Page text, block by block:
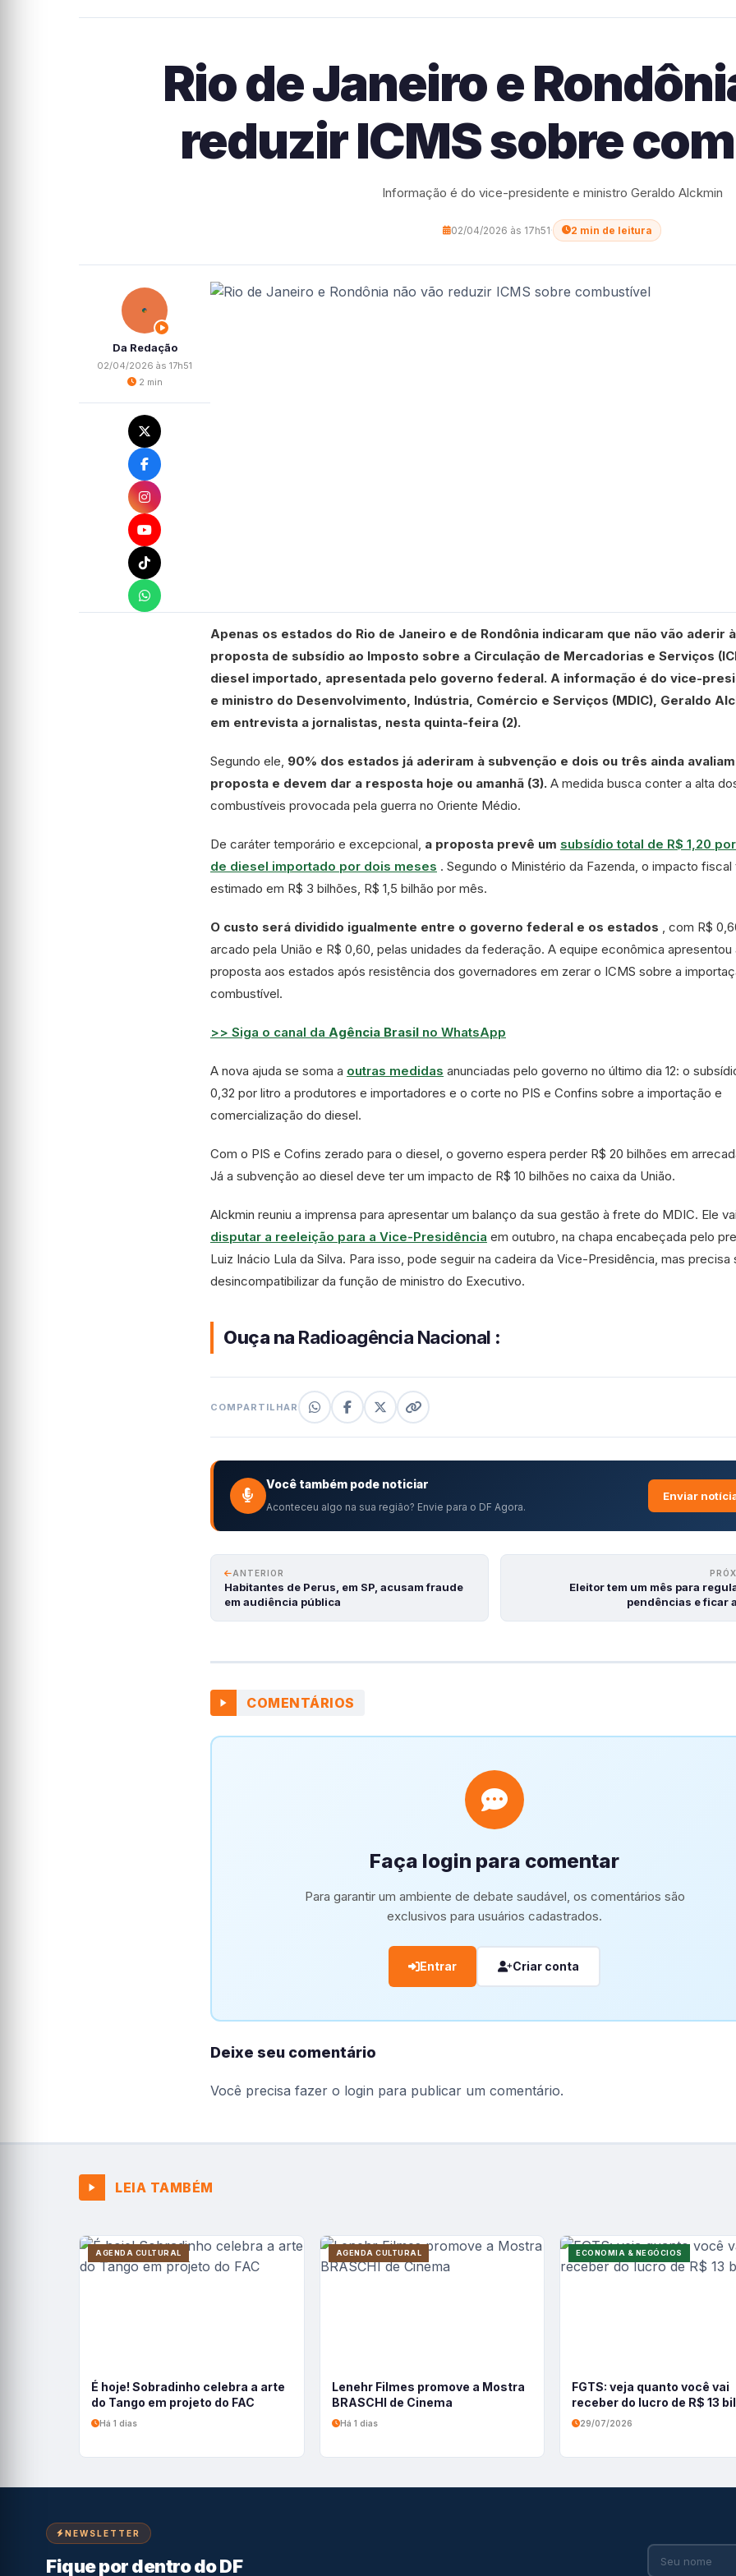
Rio de Janeiro e
reduzir ICMS sobre
Informação é do vice-presidente e ministro Geraldo Alckmin
02/04/2026 às 17h51· 2 min de leitura
Da Redação
02/04/2026 às 17h51
2 min
Apenas os estados do Rio de Janeiro e de Rondônia indicaram que não vão aderir à
proposta de subsídio ao Imposto sobre a Circulação de Mercadorias e Serviços
diesel importado, apresentada pelo governo federal. A informação é do vice-
e ministro do Desenvolvimento, Indústria, Comércio e Serviços (MDIC), Geraldo
em entrevista a jornalistas, nesta quinta-feira (2).
Segundo ele, 90% dos estados já aderiram à subvenção e dois ou três ainda
proposta e devem dar a resposta hoje ou amanhã (3). A medida busca conter a alta
combustíveis provocada pela guerra no Oriente Médio.
De caráter temporário e excepcional, a proposta prevê um subsídio total de R$ 1,20
de diesel importado por dois meses . Segundo o Ministério da Fazenda, o impacto fiscal
estimado em R$ 3 bilhões, R$ 1,5 bilhão por mês.
O custo será dividido igualmente entre o governo federal e os estados , com R$
arcado pela União e R$ 0,60, pelas unidades da federação. A equipe econômica apresentou
proposta aos estados após resistência dos governadores em zerar o ICMS sobre a
combustível.
>> Siga o canal da Agência Brasil no WhatsApp
A nova ajuda se soma a outras medidas anunciadas pelo governo no último dia 12: o
0,32 por litro a produtores e importadores e o corte no PIS e Confins sobre a importação e
comercialização do diesel.
Com o PIS e Cofins zerado para o diesel, o governo espera perder R$ 20 bilhões em
Já a subvenção ao diesel deve ter um impacto de R$ 10 bilhões no caixa da União.
Alckmin reuniu a imprensa para apresentar um balanço da sua gestão à frete do MDIC. Ele vai
disputar a reeleição para a Vice-Presidência em outubro, na chapa encabeçada pelo
Luiz Inácio Lula da Silva. Para isso, pode seguir na cadeira da Vice-Presidência, mas precisa
desincompatibilizar da função de ministro do Executivo.
Ouça na Radioagência Nacional :
COMPARTILHAR
Você também pode noticiar
Aconteceu algo na sua região? Envie para o DF Agora.
Enviar
ANTERIOR
Habitantes de Perus, em SP, acusam fraude
em audiência pública
Eleitor tem um mês para
pendências e ficar
COMENTÁRIOS
Faça login para comentar
Para garantir um ambiente de debate saudável, os comentários são
exclusivos para usuários cadastrados.
Entrar Criar conta
Deixe seu comentário
Você precisa fazer o login para publicar um comentário.
LEIA TAMBÉM
AGENDA CULTURAL
É hoje! Sobradinho celebra a arte
do Tango em projeto do FAC
Há 1 dias
AGENDA CULTURAL
Lenehr Filmes promove a Mostra
BRASCHI de Cinema
Há 1 dias
ECONOMIA & NEGÓCIOS
FGTS: veja quanto você vai
receber do lucro de R$ 13
29/07/2026
NEWSLETTER
Fique por dentro do DF